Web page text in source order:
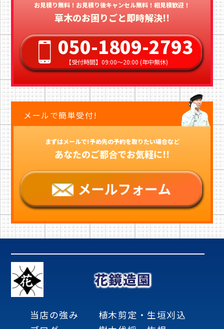
お見積り無料！お見積り後キャンセル無料！相見積歓迎！
草木のお困りごと即時解決!!
050-1809-2793
【受付時間】09:00〜20:00 (年中無休)
メールで簡単受付!
まずはメールで!予め先の予約を取りたい場合など
あなたのご都合でお気軽に!!
花鏡造園
当店の強み
植木剪定・生垣刈込